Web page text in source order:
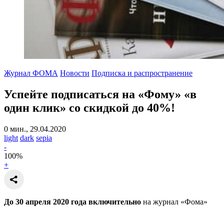
Журнал ФОМА Новости Подписка и распространение
Успейте подписаться на «Фому» «в
один клик» со скидкой до 40%!
0 мин., 29.04.2020
light dark sepia
-
100%
+
До 30 апреля 2020 года включительно на журнал «Фома»